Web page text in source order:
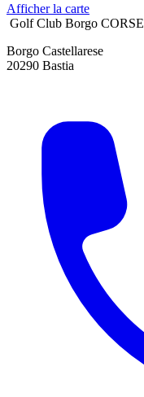
Afficher la carte
Golf Club Borgo CORSE
Borgo Castellarese
20290 Bastia